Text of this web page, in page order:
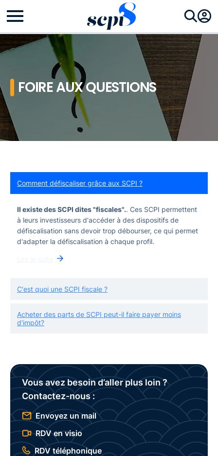
FOIRE AUX QUESTIONS
Comment défiscaliser grâce aux SCPI ?
Il existe des SCPI dites "fiscales".. Ces SCPI permettent
à leurs investisseurs d'accéder à des dispositifs de
défiscalisation sans devoir trop débourser, ce qui permet
d'adapter la défiscalisation à chaque profil.
C'est quoi une SCPI fiscale ?
Acheter des parts de SCPI peut-il faire payer moins
d'impôt?
Vous avez besoin d’aller plus loin ?
Contactez-nous :
Envoyez un mail
RDV en visio
RDV téléphonique